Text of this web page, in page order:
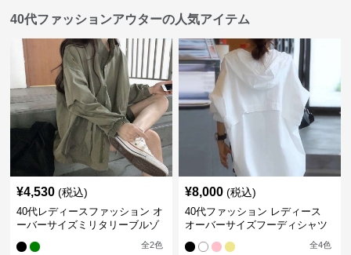
40代ファッションアウターの人気アイテム
¥4,530 (税込)
40代レディースファッション オ
ーバーサイズミリタリーブルゾ
全2色
¥8,000 (税込)
40代ファッション レディース
オーバーサイズフーディシャツ
全4色